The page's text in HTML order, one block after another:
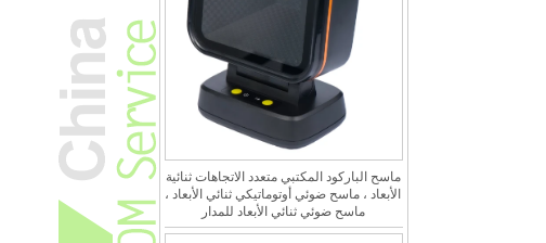
ماسح الباركود المكتبي متعدد الاتجاهات ثنائية
الأبعاد ، ماسح ضوئي أوتوماتيكي ثنائي الأبعاد ،
ماسح ضوئي ثنائي الأبعاد للمدار